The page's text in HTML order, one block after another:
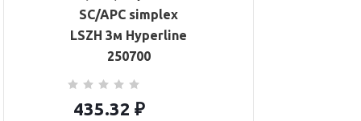
SC/APC simplex
LSZH 3м Hyperline
250700
435.32 ₽